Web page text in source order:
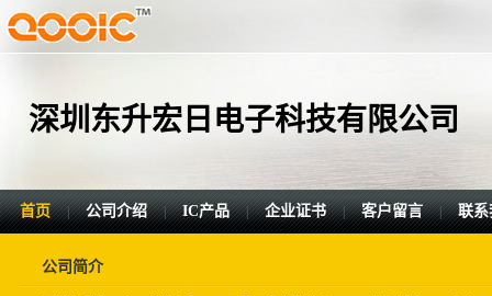
深圳东升宏日电子科技有限公司
首页 | 公司介绍 | IC产品 | 企业证书 | 客户留言 | 联系
公司简介